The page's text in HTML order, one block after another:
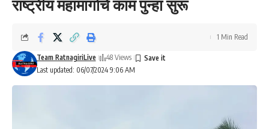
राष्ट्रीय महामार्गाचे काम पुन्हा सुरू
Last updated: 06/07/2024 9:06 AM
Team RatnagiriLive 48 Views
1 Min Read